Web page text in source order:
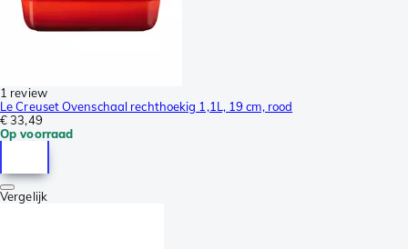
1 review
Le Creuset Ovenschaal rechthoekig 1,1L, 19 cm, rood
€ 33,49
Op voorraad
Vergelijk